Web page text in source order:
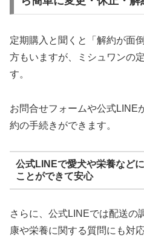
定期購入と聞くと「解約が面
方もいますが、ミシュワンの
す。
お問合せフォームや公式LINE
約の手続きができます。
公式LINEで愛犬や栄養など
ことができて安心
さらに、公式LINEでは配送の
康や栄養に関する質問にも対